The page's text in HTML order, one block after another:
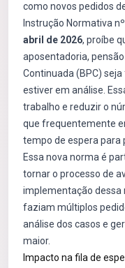
como novos pedidos
Instrução Normativa
abril de 2026, proíbe
aposentadoria,
Continuada (BPC)
estiver em análise.
trabalho e reduzir o
que frequentemente
tempo de espera para
Essa nova norma é
tornar o processo de
implementação dessa
faziam múltiplos
análise dos casos e
maior.
Impacto na fila de